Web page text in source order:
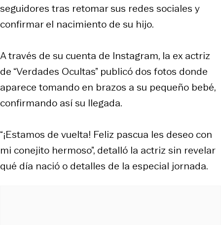
seguidores tras retomar sus redes sociales y
confirmar el nacimiento de su hijo.
A través de su cuenta de Instagram, la ex actriz
de “Verdades Ocultas” publicó dos fotos donde
aparece tomando en brazos a su pequeño bebé,
confirmando así su llegada.
“¡Estamos de vuelta! Feliz pascua les deseo con
mi conejito hermoso”, detalló la actriz sin revelar
qué día nació o detalles de la especial jornada.